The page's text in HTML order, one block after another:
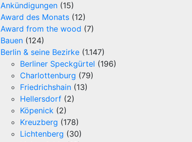
Ankündigungen (15)
Award des Monats (12)
Award from the wood (7)
Bauen (124)
Berlin & seine Bezirke (1.147)
Berliner Speckgürtel (196)
Charlottenburg (79)
Friedrichshain (13)
Hellersdorf (2)
Köpenick (2)
Kreuzberg (178)
Lichtenberg (30)